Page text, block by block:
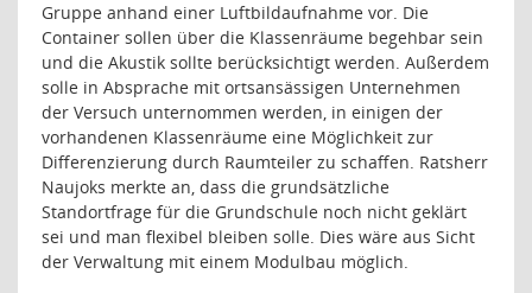
Gruppe anhand einer Luftbildaufnahme vor. Die
Container sollen über die Klassenräume begehbar sein
und die Akustik sollte berücksichtigt werden. Außerdem
solle in Absprache mit ortsansässigen Unternehmen
der Versuch unternommen werden, in einigen der
vorhandenen Klassenräume eine Möglichkeit zur
Differenzierung durch Raumteiler zu schaffen. Ratsherr
Naujoks merkte an, dass die grundsätzliche
Standortfrage für die Grundschule noch nicht geklärt
sei und man flexibel bleiben solle. Dies wäre aus Sicht
der Verwaltung mit einem Modulbau möglich.